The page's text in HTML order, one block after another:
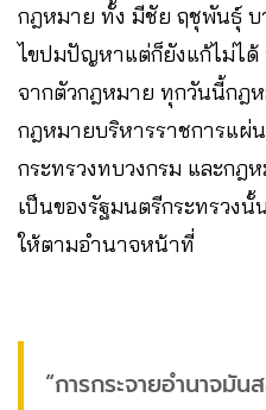
กฎหมาย ทั้ง มีชัย ฤชุพันธุ์
ไขปมปัญหาแต่ก็ยังแก้ไม่ได้
จากตัวกฎหมาย ทุกวันนี้กฎ
กฎหมายบริหารราชการแผ่
กระทรวงทบวงกรม และกฎ
เป็นของรัฐมนตรีกระทรวง
ให้ตามอำนาจหน้าที่
“การกระจายอำนาจมั